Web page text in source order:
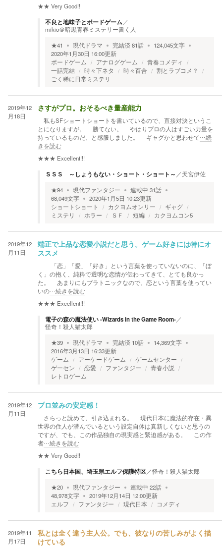
★★ Very Good!!
不良と地味子とボードゲーム／
mikio＠暗黒青春ミステリー書く人
★41 現代ドラマ 完結済81話 124,045文字
2020年1月30日 16:00更新
ボードゲーム
アナログゲーム
青春コメディ
一話完結
時々下ネタ 時々百合
割とラブコメ？
ごく稀に日常ミステリ
2019年12
月18日
さすがプロ。おそるべき量産能力
私もSFショートショートを書いているので、直接対決というこ
とになりますが。 勝てない。 やはりプロの人はすごい力量を
持っているものだ、と感服しました。 ギャグかと思わせて…続
きを読む
★★★ Excellent!!!
ＳＳＳ ～しょうもない・ショート・ショート～ ／天宮伊佐
★94 現代ファンタジー 連載中 31話
68,049文字 2020年1月5日 10:23更新
ショートショート
カクヨムオンリー
ギャグ
ミステリ
ホラー ＳＦ 短編 カクヨムコン5
2019年12
月11日
端正で上品な恋愛小説だと思う。ゲーム好きには特にオ
ススメ
「恋」「愛」「好き」という言葉を使っていないのに、「ぼ
く」の抱く、純粋で透明な恋情が伝わってきて、とても良かっ
た。 あまりにもプラトニックなので、恋という言葉を使ってい
いの…続きを読む
★★★ Excellent!!!
電子の森の魔法使い -Wizards in the Game Room-／
怪奇！殺人猫太郎
★39 現代ドラマ 完結済 10話 14,369文字
2016年3月13日 16:33更新
ゲーム
アーケードゲーム
ゲームセンター
ゲーセン
恋愛 ファンタジー
青春小説
レトロゲーム
2019年12
月11日
プロ並みの安定感！
さらっと読めて、引き込まれる。 現代日本に魔法的存在・異
世界の住人が潜んでいるという設定自体は真新しくないと思うの
ですが、でも、この作品独自の現実感と緊迫感がある。 この作
者…続きを読む
★★ Very Good!!
こちら日本国、埼玉県エルフ保護特区／怪奇！殺人猫太郎
★20 現代ファンタジー 連載中 22話
48,978文字 2019年12月14日 12:00更新
エルフ
ファンタジー 現代日本 コメディ
2019年11
月17日
私とは全く違う主人公。でも、彼なりの苦しみがよく描
けている